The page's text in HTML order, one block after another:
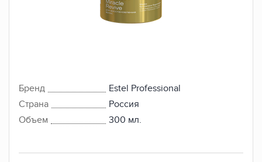
Бренд
Estel Professional
Страна
Россия
Объем
300 мл.